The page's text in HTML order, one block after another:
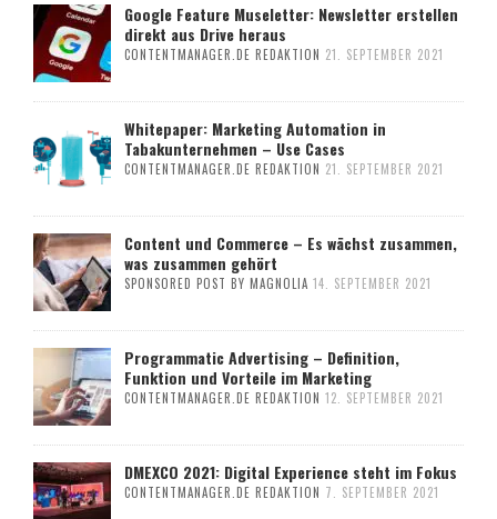
Google Feature Museletter: Newsletter erstellen
direkt aus Drive heraus
CONTENTMANAGER.DE REDAKTION 21. SEPTEMBER 2021
Whitepaper: Marketing Automation in
Tabakunternehmen – Use Cases
CONTENTMANAGER.DE REDAKTION 21. SEPTEMBER 2021
Content und Commerce – Es wächst zusammen,
was zusammen gehört
SPONSORED POST BY MAGNOLIA 14. SEPTEMBER 2021
Programmatic Advertising – Definition,
Funktion und Vorteile im Marketing
CONTENTMANAGER.DE REDAKTION 12. SEPTEMBER 2021
DMEXCO 2021: Digital Experience steht im Fokus
CONTENTMANAGER.DE REDAKTION 7. SEPTEMBER 2021